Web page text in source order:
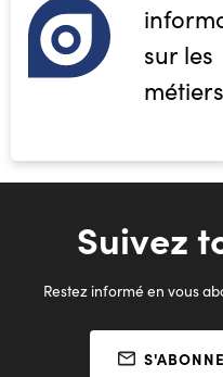
sur les
métiers
Suivez
Restez informé en vous